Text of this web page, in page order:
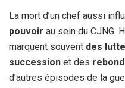
La mort d’un chef aussi
pouvoir au sein du CJNG.
marquent souvent des
succession et des
d’autres épisodes de la